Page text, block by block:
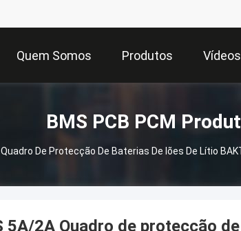
Quem Somos Produtos Vídeos
BMS PCB PCM
De Protecção De Baterias De Iões De Lítio
5A/2A Quadro de protecção